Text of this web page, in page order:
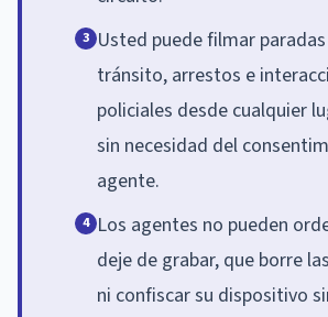
3 Usted puede filmar
tránsito, arrestos e
policiales desde cualquier
sin necesidad del
agente.
4 Los agentes no pueden
deje de grabar, que borre
ni confiscar su dispositivo